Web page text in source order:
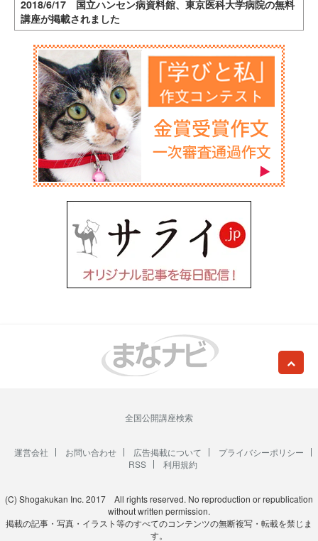
2018/6/17 国立ハンセン病資料館、東京医科大学病院の無料
講座が掲載されました
全国公開講座検索
運営会社 お問い合わせ 広告掲載について
プライバシーポリシー
RSS
利用規約
(C) Shogakukan Inc. 2017 All rights reserved. No reproduction or republication
without written permission.
掲載の記事・写真・イラスト等のすべてのコンテンツの無断複写・転載を禁じま
す。